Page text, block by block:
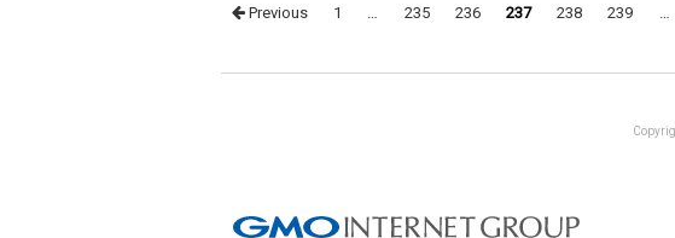
PostsPrevious 1 … 235 236 237 238 239 …